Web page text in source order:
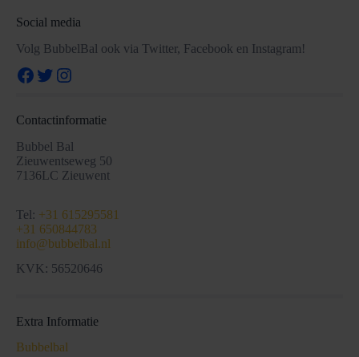
Social media
Volg BubbelBal ook via Twitter, Facebook en Instagram!
Facebook
Twitter
Instagram
Contactinformatie
Bubbel Bal
Zieuwentseweg 50
7136LC Zieuwent
Tel: +31 615295581
+31 650844783
info@bubbelbal.nl
KVK: 56520646
Extra Informatie
Bubbelbal